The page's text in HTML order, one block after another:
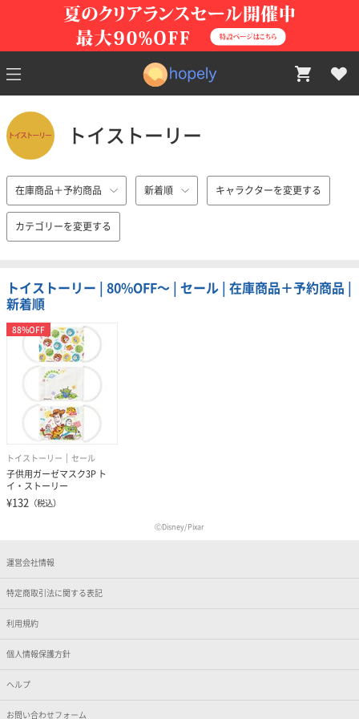
トイストーリー
在庫商品＋予約商品 新着順 キャラクターを変更する
カテゴリーを変更する
トイストーリー | 80%OFF〜 | セール | 在庫商品＋予約商品 |
新着順
88%OFF
トイストーリー セール
子供用ガーゼマスク3P ト
イ・ストーリー
¥132 （税込）
ⒸDisney/Pixar
運営会社情報
特定商取引法に関する表記
利用規約
個人情報保護方針
ヘルプ
お問い合わせフォーム